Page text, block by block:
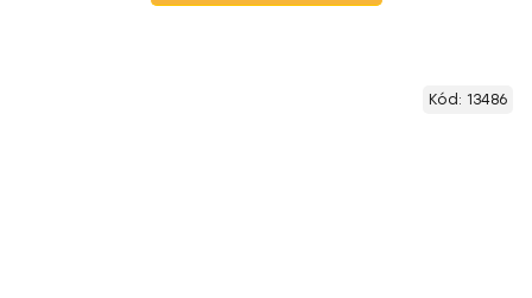
Kód: 13486